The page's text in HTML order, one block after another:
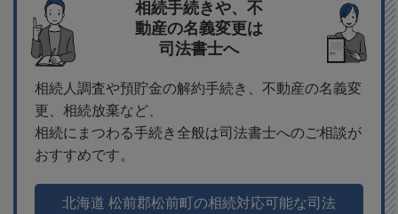
相続手続きや、不
動産の名義変更は
司法書士へ
相続人調査や預貯金の解約手続き、不動産の名義変
更、相続放棄など、
相続にまつわる手続き全般は司法書士へのご相談が
おすすめです。
北海道 松前郡松前町の相続対応可能な司法